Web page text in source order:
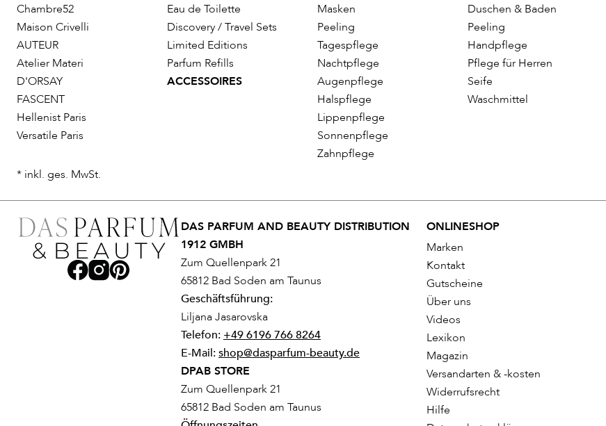
Chambre52
Maison Crivelli
AUTEUR
Atelier Materi
D'ORSAY
FASCENT
Hellenist Paris
Versatile Paris
Eau de Toilette
Discovery / Travel Sets
Limited Editions
Parfum Refills
ACCESSOIRES
Masken
Peeling
Tagespflege
Nachtpflege
Augenpflege
Halspflege
Lippenpflege
Sonnenpflege
Zahnpflege
Duschen & Baden
Peeling
Handpflege
Pflege für Herren
Seife
Waschmittel
* inkl. ges. MwSt.
DAS PARFUM AND BEAUTY DISTRIBUTION
1912 GMBH
Zum Quellenpark 21
65812 Bad Soden am Taunus
Geschäftsführung:
Liljana Jasarovska
Telefon: +49 6196 766 8264
E-Mail:shop@dasparfum-beauty.de
DPAB STORE
Zum Quellenpark 21
65812 Bad Soden am Taunus
ONLINESHOP
Marken
Kontakt
Gutscheine
Über uns
Videos
Lexikon
Magazin
Versandarten & -kosten
Widerrufsrecht
Hilfe